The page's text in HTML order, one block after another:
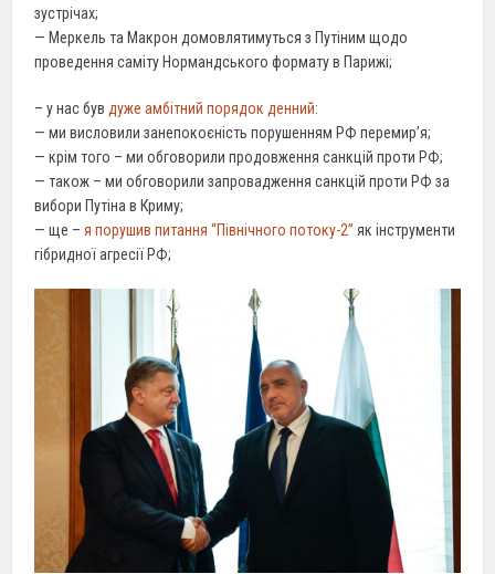
зустрічах;
— Меркель та Макрон домовлятимуться з Путіним щодо
проведення саміту Нормандського формату в Парижі;
– у нас був дуже амбітний порядок денний:
— ми висловили занепокоєність порушенням РФ перемир’я;
— крім того – ми обговорили продовження санкцій проти РФ;
— також – ми обговорили запровадження санкцій проти РФ за
вибори Путіна в Криму;
— ще –я порушив питання “Північного потоку-2” як інструменти
гібридної агресії РФ;